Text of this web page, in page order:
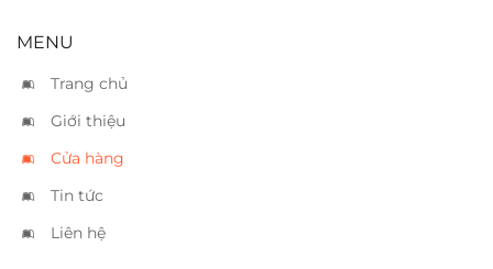
MENU
Trang chủ
Giới thiệu
Cửa hàng
Tin tức
Liên hệ